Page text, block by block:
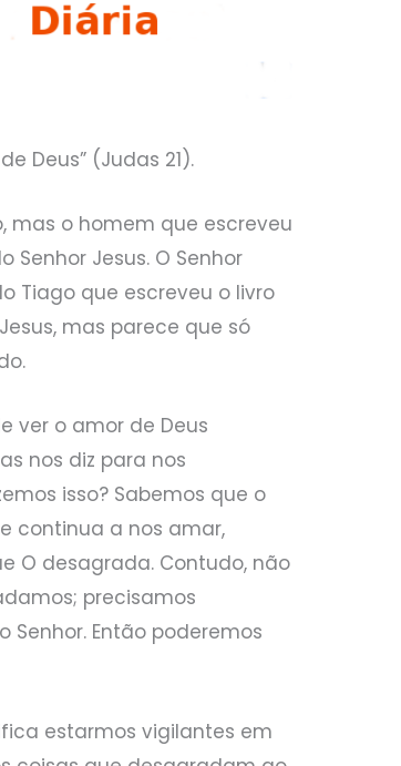
Deus” (Judas 21).
mas o homem que escreveu
Jesus. O Senhor
Tiago que escreveu o livro
mas parece que só
ver o amor de Deus
nos diz para nos
isso? Sabemos que o
continua a nos amar,
O desagrada. Contudo, não
precisamos
Então poderemos
estarmos vigilantes em